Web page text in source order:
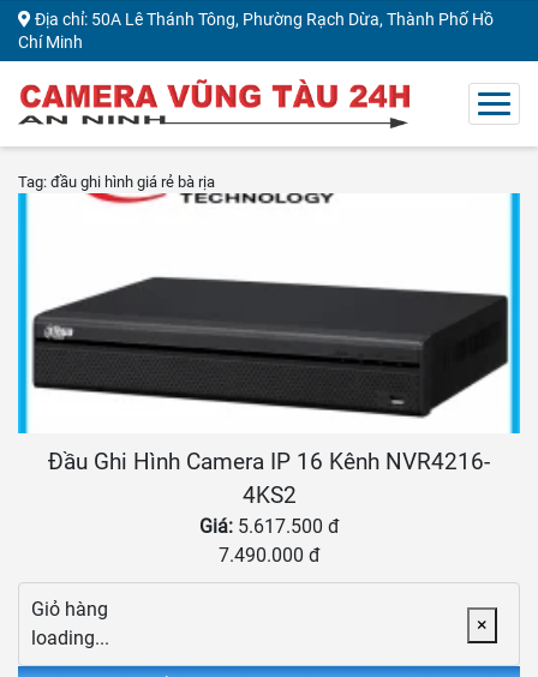
Địa chỉ: 50A Lê Thánh Tông, Phường Rạch Dừa, Thành Phố Hồ
Chí Minh
Tag: đầu ghi hình giá rẻ bà rịa
Đầu Ghi Hình Camera IP 16 Kênh NVR4216-
4KS2
Giá: 5.617.500 đ
7.490.000 đ
×
Giỏ hàng
loading...